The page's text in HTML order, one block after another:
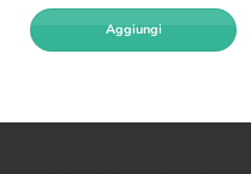
Aggiungi